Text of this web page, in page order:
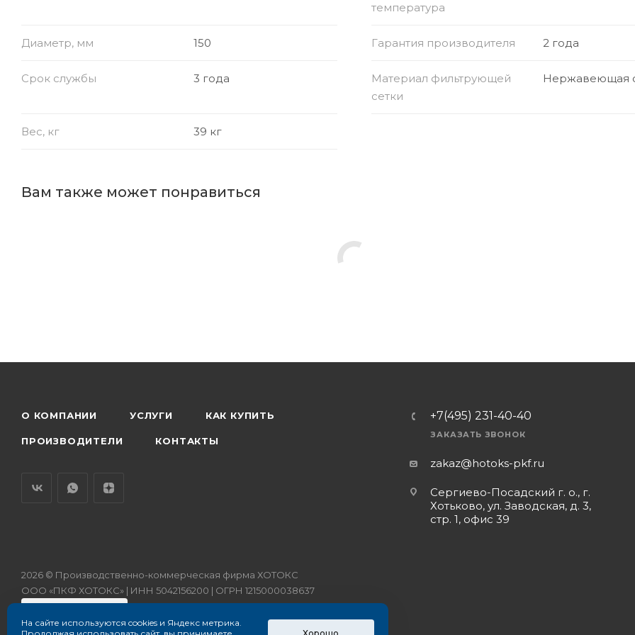
температура
Диаметр, мм 150 Гарантия производителя 2 года
Срок службы 3 года
Материал фильтрующей
сетки
Нержавеющая
Вес, кг 39 кг
Вам также может понравиться
О КОМПАНИИ УСЛУГИ КАК КУПИТЬ
ПРОИЗВОДИТЕЛИ КОНТАКТЫ
+7(495) 231-40-40
ЗАКАЗАТЬ ЗВОНОК
zakaz@hotoks-pkf.ru
Сергиево-Посадский г. о., г.
Хотьково, ул. Заводская, д. 3,
стр. 1, офис 39
2026 © Производственно-коммерческая фирма ХОТОКС
ООО «ПКФ ХОТОКС» | ИНН 5042156200 | ОГРН 1215000038637
На сайте используются cookies и Яндекс метрика.
Хорошо